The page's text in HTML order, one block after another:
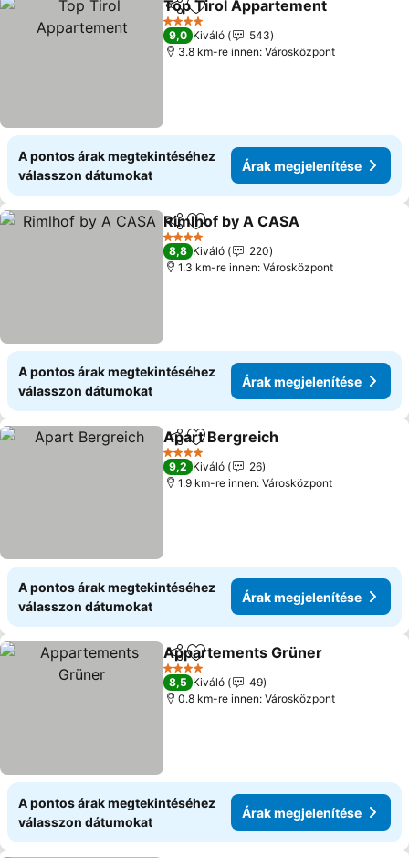
Megosztás
Hozzáadás a kedvencekhez
Top Tirol Appartement
4 Kategória
9,0 Kiváló
543
3.8 km-re innen: Városközpont
A pontos árak megtekintéséhez
válasszon dátumokat
Árak megjelenítése
Megosztás
Hozzáadás a kedvencekhez
Rimlhof by A CASA
4 Kategória
8,8 Kiváló
220
1.3 km-re innen: Városközpont
A pontos árak megtekintéséhez
válasszon dátumokat
Árak megjelenítése
MegosztásHozzáadás a kedvencekhez
Apart Bergreich
4 Kategória
9,2 Kiváló
26
1.9 km-re innen: Városközpont
A pontos árak megtekintéséhez
válasszon dátumokat
Árak megjelenítése
Megosztás
Hozzáadás a kedvencekhez
Appartements Grüner
4 Kategória
8,5 Kiváló
49
0.8 km-re innen: Városközpont
A pontos árak megtekintéséhez
válasszon dátumokat
Árak megjelenítése